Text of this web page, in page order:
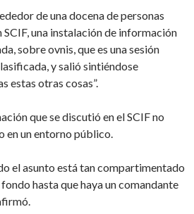
de una docena de personas
una instalación de información
sobre ovnis, que es una sesión
y salió sintiéndose
estas otras cosas”.
que se discutió en el SCIF no
en un entorno público.
el asunto está tan compartimentado
hasta que haya un comandante